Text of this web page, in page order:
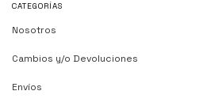
CATEGORÍAS
Nosotros
Cambios y/o Devoluciones
Envíos